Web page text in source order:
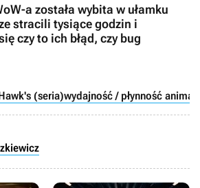
a została wybita w ułamku
stracili tysiące godzin i
czy to ich błąd, czy bug
(seria)wydajność / płynność